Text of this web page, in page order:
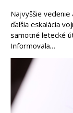
Najvyššie
ďalšia eskalácia
samotné letecké
Informovala…